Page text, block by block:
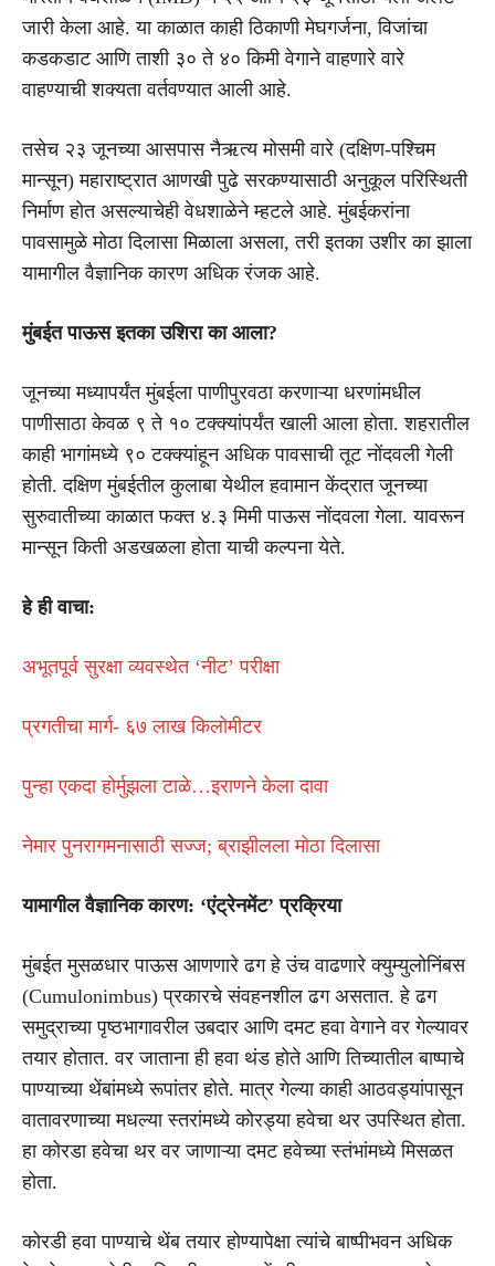
जारी केला आहे. या काळात काही ठिकाणी मेघगर्जना, विजांचा
कडकडाट आणि ताशी ३० ते ४० किमी वेगाने वाहणारे वारे
वाहण्याची शक्यता वर्तवण्यात आली आहे.
तसेच २३ जूनच्या आसपास नैऋत्य मोसमी वारे (दक्षिण-पश्चिम
मान्सून) महाराष्ट्रात आणखी पुढे सरकण्यासाठी अनुकूल परिस्थिती
निर्माण होत असल्याचेही वेधशाळेने म्हटले आहे. मुंबईकरांना
पावसामुळे मोठा दिलासा मिळाला असला, तरी इतका उशीर का झाला
यामागील वैज्ञानिक कारण अधिक रंजक आहे.
मुंबईत पाऊस इतका उशिरा का आला?
जूनच्या मध्यापर्यंत मुंबईला पाणीपुरवठा करणाऱ्या धरणांमधील
पाणीसाठा केवळ ९ ते १० टक्क्यांपर्यंत खाली आला होता. शहरातील
काही भागांमध्ये ९० टक्क्यांहून अधिक पावसाची तूट नोंदवली गेली
होती. दक्षिण मुंबईतील कुलाबा येथील हवामान केंद्रात जूनच्या
सुरुवातीच्या काळात फक्त ४.३ मिमी पाऊस नोंदवला गेला. यावरून
मान्सून किती अडखळला होता याची कल्पना येते.
हे ही वाचा:
अभूतपूर्व सुरक्षा व्यवस्थेत ‘नीट’ परीक्षा
प्रगतीचा मार्ग- ६७ लाख किलोमीटर
पुन्हा एकदा होर्मुझला टाळे…इराणने केला दावा
नेमार पुनरागमनासाठी सज्ज; ब्राझीलला मोठा दिलासा
यामागील वैज्ञानिक कारण: ‘एंट्रेनमेंट’ प्रक्रिया
मुंबईत मुसळधार पाऊस आणणारे ढग हे उंच वाढणारे क्युम्युलोनिंबस
(Cumulonimbus) प्रकारचे संवहनशील ढग असतात. हे ढग
समुद्राच्या पृष्ठभागावरील उबदार आणि दमट हवा वेगाने वर गेल्यावर
तयार होतात. वर जाताना ही हवा थंड होते आणि तिच्यातील बाष्पाचे
पाण्याच्या थेंबांमध्ये रूपांतर होते. मात्र गेल्या काही आठवड्यांपासून
वातावरणाच्या मधल्या स्तरांमध्ये कोरड्या हवेचा थर उपस्थित होता.
हा कोरडा हवेचा थर वर जाणाऱ्या दमट हवेच्या स्तंभांमध्ये मिसळत
होता.
कोरडी हवा पाण्याचे थेंब तयार होण्यापेक्षा त्यांचे बाष्पीभवन अधिक